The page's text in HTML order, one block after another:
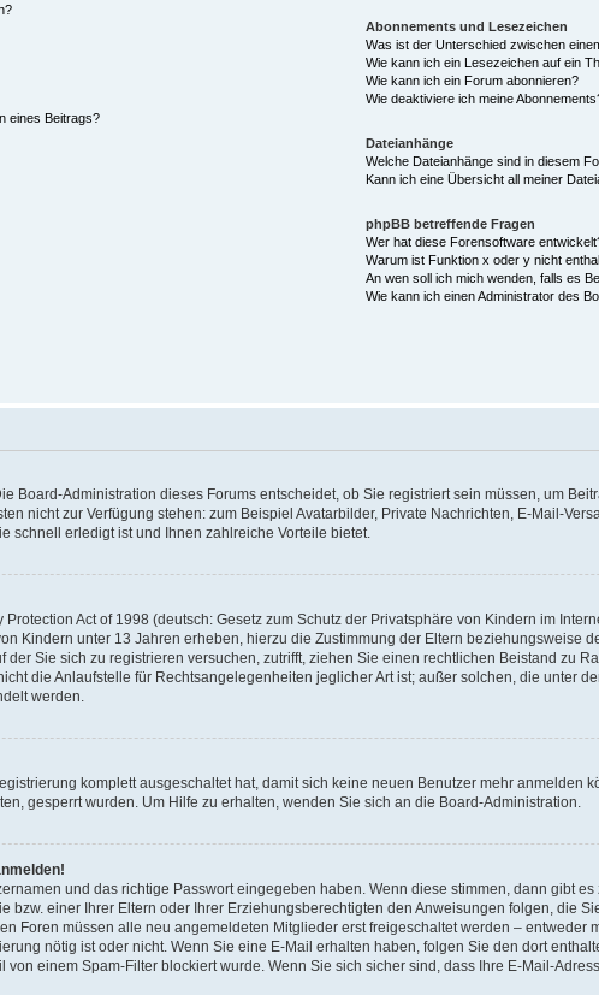
eines Beitrags?
Abonnements und Lesezeichen
Was ist der Unterschied zwischen
Wie kann ich ein Lesezeichen auf ein
Wie kann ich ein Forum abonnieren?
Wie deaktiviere ich meine
Dateianhänge
Welche Dateianhänge sind in diesem
Kann ich eine Übersicht all meiner
phpBB betreffende Fragen
Wer hat diese Forensoftware
Warum ist Funktion x oder y nicht
An wen soll ich mich wenden, falls es
Wie kann ich einen Administrator des
Board-Administration dieses Forums entscheidet, ob Sie registriert sein müssen, um
nicht zur Verfügung stehen: zum Beispiel Avatarbilder, Private Nachrichten, E-Mail-
schnell erledigt ist und Ihnen zahlreiche Vorteile bietet.
Act of 1998 (deutsch: Gesetz zum Schutz der Privatsphäre von Kindern im
Kindern unter 13 Jahren erheben, hierzu die Zustimmung der Eltern beziehungsweise
Sie sich zu registrieren versuchen, zutrifft, ziehen Sie einen rechtlichen Beistand zu
die Anlaufstelle für Rechtsangelegenheiten jeglicher Art ist; außer solchen, die unter
werden.
komplett ausgeschaltet hat, damit sich keine neuen Benutzer mehr anmelden
gesperrt wurden. Um Hilfe zu erhalten, wenden Sie sich an die Board-Administration.
und das richtige Passwort eingegeben haben. Wenn diese stimmen, dann gibt
bzw. einer Ihrer Eltern oder Ihrer Erziehungsberechtigten den Anweisungen folgen, die
Foren müssen alle neu angemeldeten Mitglieder erst freigeschaltet werden – entweder
nötig ist oder nicht. Wenn Sie eine E-Mail erhalten haben, folgen Sie den dort
einem Spam-Filter blockiert wurde. Wenn Sie sich sicher sind, dass Ihre E-Mail-